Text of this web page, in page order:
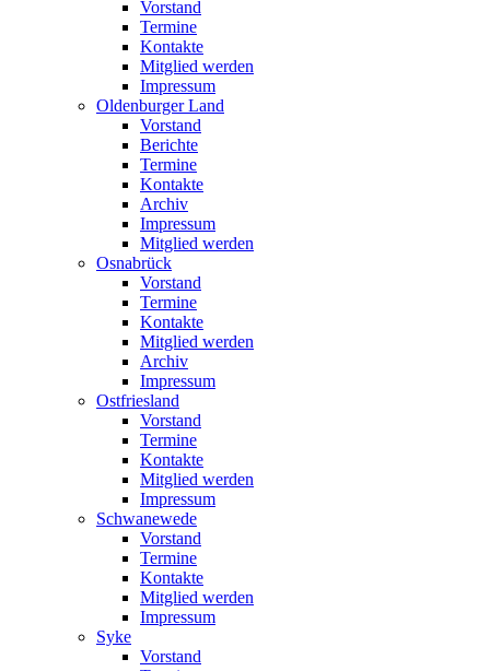
Vorstand
Termine
Kontakte
Mitglied werden
Impressum
Oldenburger Land
Vorstand
Berichte
Termine
Kontakte
Archiv
Impressum
Mitglied werden
Osnabrück
Vorstand
Termine
Kontakte
Mitglied werden
Archiv
Impressum
Ostfriesland
Vorstand
Termine
Kontakte
Mitglied werden
Impressum
Schwanewede
Vorstand
Termine
Kontakte
Mitglied werden
Impressum
Syke
Vorstand